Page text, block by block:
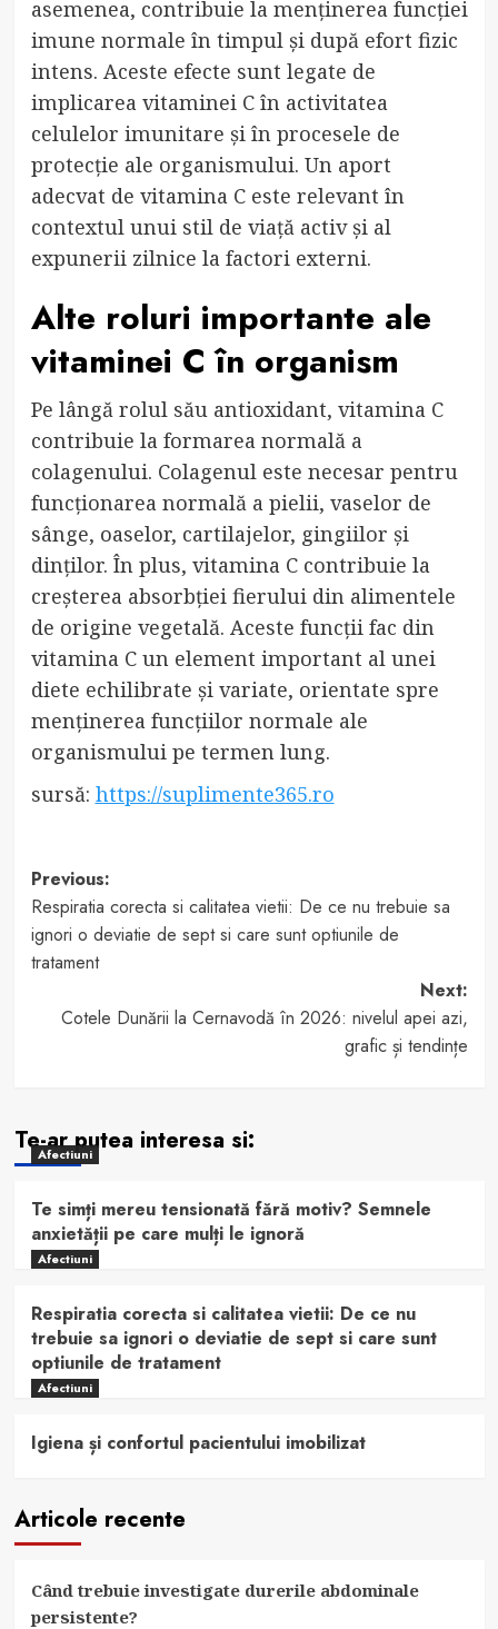
asemenea, contribuie la menținerea funcției
imune normale în timpul și după efort fizic
intens. Aceste efecte sunt legate de
implicarea vitaminei C în activitatea
celulelor imunitare și în procesele de
protecție ale organismului. Un aport
adecvat de vitamina C este relevant în
contextul unui stil de viață activ și al
expunerii zilnice la factori externi.
Alte roluri importante ale
vitaminei C în organism
Pe lângă rolul său antioxidant, vitamina C
contribuie la formarea normală a
colagenului. Colagenul este necesar pentru
funcționarea normală a pielii, vaselor de
sânge, oaselor, cartilajelor, gingiilor și
dinților. În plus, vitamina C contribuie la
creșterea absorbției fierului din alimentele
de origine vegetală. Aceste funcții fac din
vitamina C un element important al unei
diete echilibrate și variate, orientate spre
menținerea funcțiilor normale ale
organismului pe termen lung.
sursă: https://suplimente365.ro
Post
navigation
Previous:
Respiratia corecta si calitatea vietii: De ce nu trebuie sa
ignori o deviatie de sept si care sunt optiunile de
tratament
Next:
Cotele Dunării la Cernavodă în 2026: nivelul apei azi,
grafic și tendințe
Te-ar putea interesa si:
Afectiuni
Te simți mereu tensionată fără motiv? Semnele
anxietății pe care mulți le ignoră
Afectiuni
Respiratia corecta si calitatea vietii: De ce nu
trebuie sa ignori o deviatie de sept si care sunt
optiunile de tratament
Afectiuni
Igiena și confortul pacientului imobilizat
Articole recente
Când trebuie investigate durerile abdominale
persistente?